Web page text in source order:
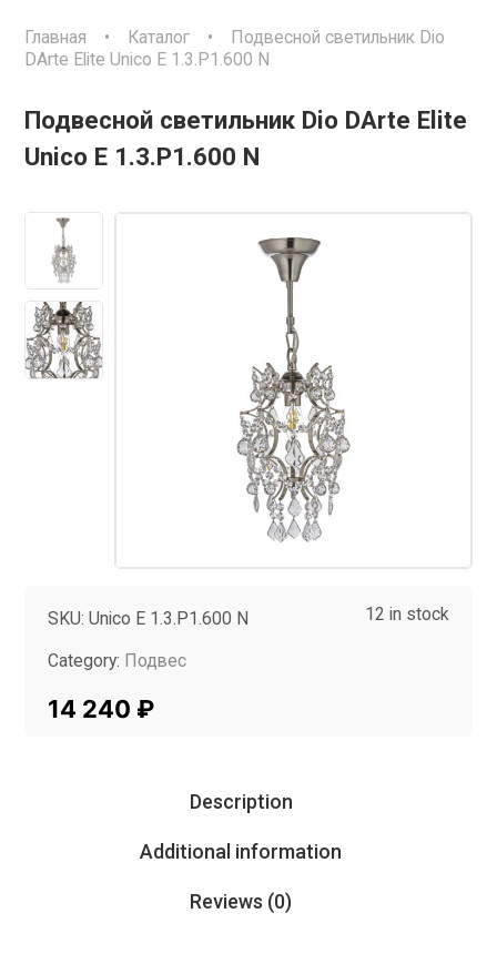
Главная • Каталог •
Подвесной светильник Dio
DArte Elite Unico E 1.3.P1.600 N
Подвесной светильник Dio DArte Elite
Unico E 1.3.P1.600 N
SKU: Unico E 1.3.P1.600 N
Category: Подвес
Tag: InMyRoom
12 in stock
14 240 ₽
Description
Additional information
Reviews (0)